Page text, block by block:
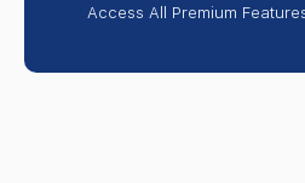
Access All Premium